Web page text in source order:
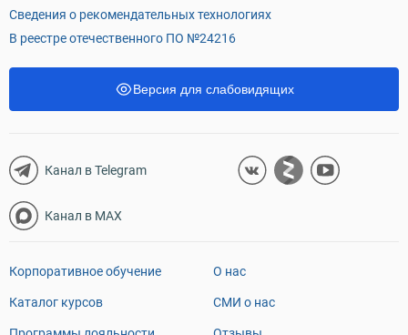
Сведения о рекомендательных технологиях
В реестре отечественного ПО №24216
Версия для слабовидящих
Канал в Telegram
Канал в MAX
Корпоративное обучение
Каталог курсов
О нас
СМИ о нас